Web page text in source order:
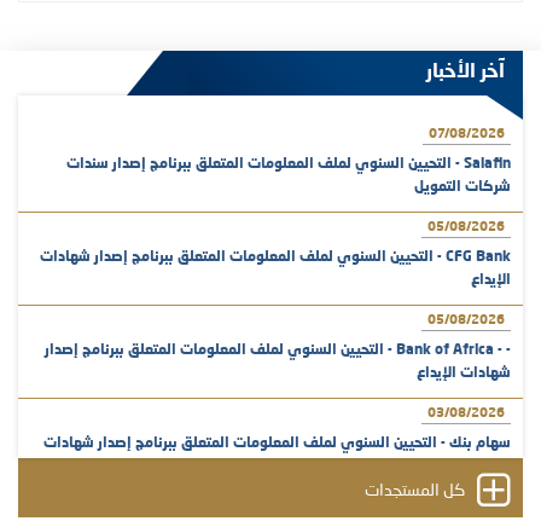
آخر الأخبار
07/08/2026
Salafin - التحيين السنوي لملف المعلومات المتعلق ببرنامج إصدار سندات
شركات التمويل
05/08/2026
CFG Bank - التحيين السنوي لملف المعلومات المتعلق ببرنامج إصدار شهادات
الإيداع
05/08/2026
- - Bank of Africa - التحيين السنوي لملف المعلومات المتعلق ببرنامج إصدار
شهادات الإيداع
03/08/2026
سهام بنك - التحيين السنوي لملف المعلومات المتعلق ببرنامج إصدار شهادات
31/07/2026
كل المستجدات